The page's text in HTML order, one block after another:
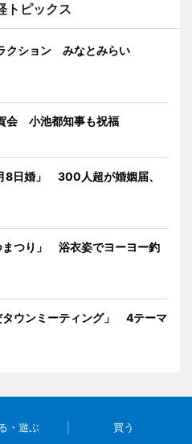
トピックス
クション みなとみらい
会 小池都知事も祝福
8日婚」 300人超が婚姻届、
まつり」 浴衣姿でヨーヨー釣
タウンミーティング」 4テーマ
・遊ぶ 買う